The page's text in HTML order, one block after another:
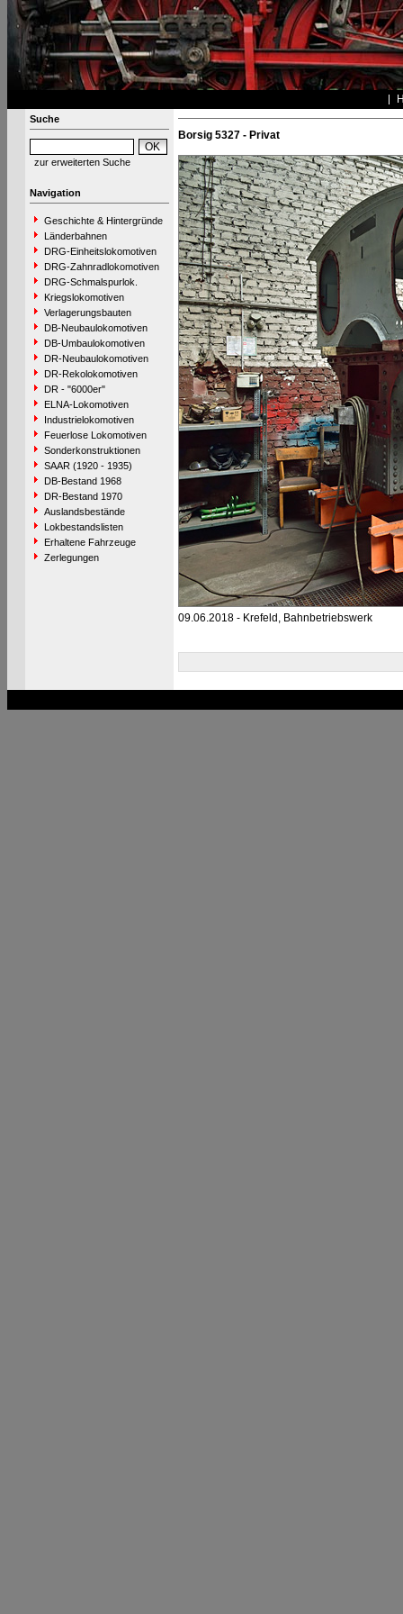
Suche
zur erweiterten Suche
Navigation
Geschichte & Hintergründe
Länderbahnen
DRG-Einheitslokomotiven
DRG-Zahnradlokomotiven
DRG-Schmalspurlok.
Kriegslokomotiven
Verlagerungsbauten
DB-Neubaulokomotiven
DB-Umbaulokomotiven
DR-Neubaulokomotiven
DR-Rekolokomotiven
DR - "6000er"
ELNA-Lokomotiven
Industrielokomotiven
Feuerlose Lokomotiven
Sonderkonstruktionen
SAAR (1920 - 1935)
DB-Bestand 1968
DR-Bestand 1970
Auslandsbestände
Lokbestandslisten
Erhaltene Fahrzeuge
Zerlegungen
Borsig 5327 - Privat
09.06.2018 - Krefeld, Bahnbetriebswerk